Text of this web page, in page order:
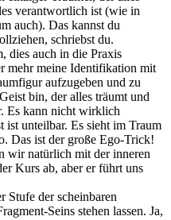
verantwortlich ist (wie in
auch). Das kannst du
schriebst du.
dies auch in die Praxis
mehr meine Identifikation mit
aufzugeben und zu
bin, der alles träumt und
Es kann nicht wirklich
ist unteilbar. Es sieht im Traum
Das ist der große Ego-Trick!
wir natürlich mit der inneren
Kurs ab, aber er führt uns
Stufe der scheinbaren
Seins stehen lassen. Ja,